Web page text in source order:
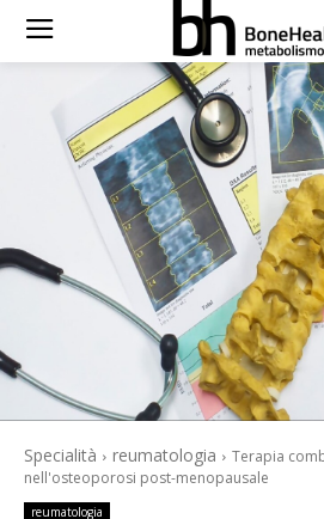
Specialità reumatologia
Terapia
nell'osteoporosi post-menopausale
reumatologia